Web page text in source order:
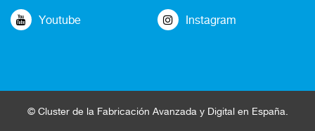
Youtube Instagram
© Clusterde la Fabricación Avanzada y Digital en España